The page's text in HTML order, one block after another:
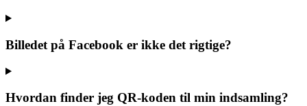
Billedet på Facebook er ikke det rigtige?
Hvordan finder jeg QR-koden til min indsamling?